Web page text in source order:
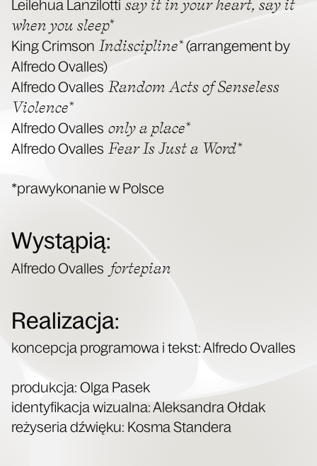
Leile­hua Lan­zi­lot­ti say it in your heart, say it
when you sle­ep*
King Crim­son Indi­sci­pli­ne*(arran­ge­ment by
Alfre­do Oval­les)
Alfre­do Oval­les Ran­dom Acts of Sen­se­less
Vio­len­ce*
Alfre­do Oval­les only a pla­ce*
Alfre­do Oval­les Fear Is Just a Word*
*pra­wy­ko­na­nie w Polsce
Wystąpią:
Alfre­do Oval­les for­te­pian
Realizacja:
kon­cep­cja pro­gra­mo­wa i tekst: Alfre­do Oval­les
pro­duk­cja: Olga Pasek
iden­ty­fi­ka­cja wizu­al­na: Alek­san­dra Ołdak
reży­se­ria dźwię­ku: Kosma Standera